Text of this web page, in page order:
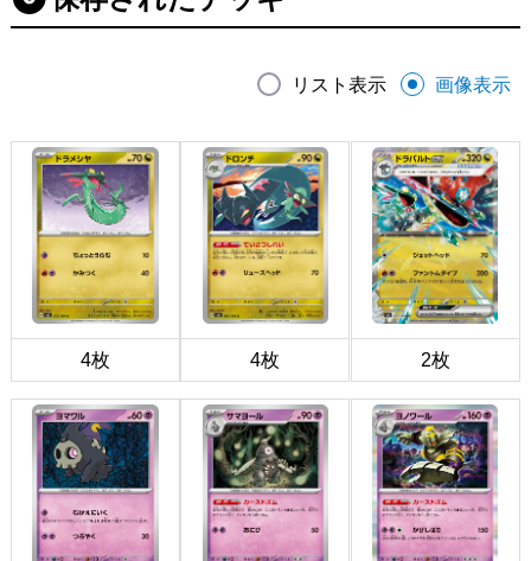
リスト表示 画像表示
4枚 4枚 2枚